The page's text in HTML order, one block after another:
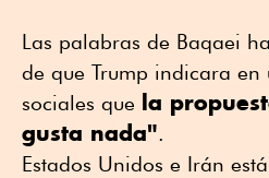
Las palabras de Baqaei
de que Trump indicara en
sociales que la
gusta nada".
Estados Unidos e Irán